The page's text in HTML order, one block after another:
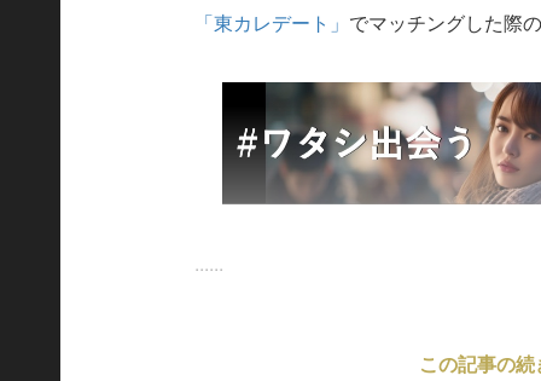
「東カレデート」 でマッチングした際
......
この記事の